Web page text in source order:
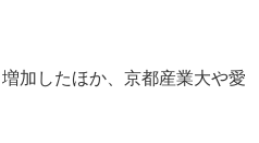
加したほか、京都産業大や愛